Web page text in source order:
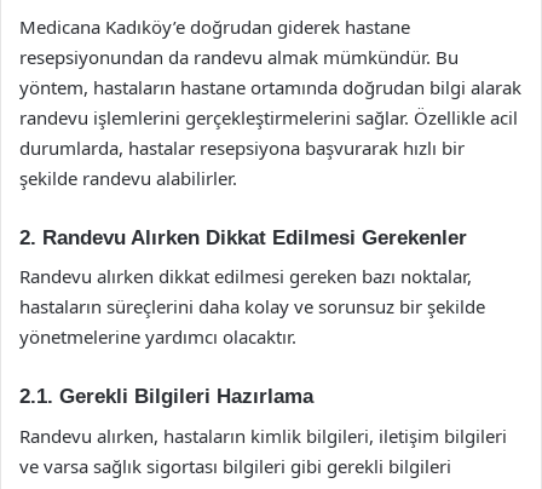
Medicana Kadıköy’e doğrudan giderek hastane
resepsiyonundan da randevu almak mümkündür. Bu
yöntem, hastaların hastane ortamında doğrudan bilgi alarak
randevu işlemlerini gerçekleştirmelerini sağlar. Özellikle acil
durumlarda, hastalar resepsiyona başvurarak hızlı bir
şekilde randevu alabilirler.
2. Randevu Alırken Dikkat Edilmesi Gerekenler
Randevu alırken dikkat edilmesi gereken bazı noktalar,
hastaların süreçlerini daha kolay ve sorunsuz bir şekilde
yönetmelerine yardımcı olacaktır.
2.1. Gerekli Bilgileri Hazırlama
Randevu alırken, hastaların kimlik bilgileri, iletişim bilgileri
ve varsa sağlık sigortası bilgileri gibi gerekli bilgileri